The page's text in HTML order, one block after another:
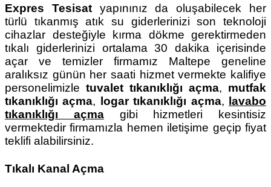
Expres Tesisatyapınınız da oluşabilecek her
türlü tıkanmış atık su giderlerinizi son teknoloji
cihazlar desteğiyle kırma dökme gerektirmeden
tıkalı giderlerinizi ortalama 30 dakika içerisinde
açar ve temizler firmamız Maltepe geneline
aralıksız günün her saati hizmet vermekte kalifiye
personelimizle tuvalet tıkanıklığı açma, mutfak
tıkanıklığı açma, logar tıkanıklığı açma, lavabo
tıkanıklığı açmagibi hizmetleri kesintisiz
vermektedir firmamızla hemen iletişime geçip fiyat
teklifi alabilirsiniz.
Tıkalı Kanal Açma